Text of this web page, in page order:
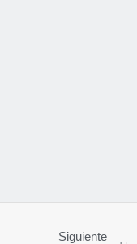
Siguiente